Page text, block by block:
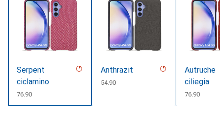
Serpent
ciclamino
CHF
76.90
Anthrazit
CHF
54.90
Autruche
ciliegia
CHF
76.90